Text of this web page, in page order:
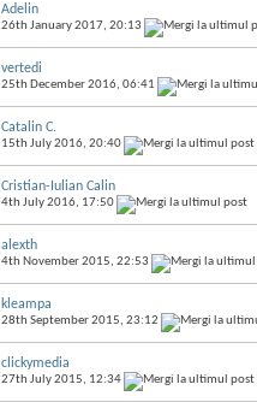
Adelin
26th January 2017, 20:13
vertedi
25th December 2016, 06:41
Catalin C.
15th July 2016, 20:40
Cristian-Iulian Calin
4th July 2016, 17:50
alexth
4th November 2015, 22:53
kleampa
28th September 2015, 23:12
clickymedia
27th July 2015, 12:34